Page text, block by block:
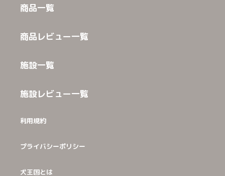
商品一覧
商品レビュー一覧
施設一覧
施設レビュー一覧
利用規約
プライバシーポリシー
犬王国とは